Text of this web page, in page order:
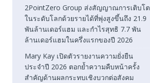
2PointZero Group ส่งสัญญาณการเติบโต
ในระดับโลกด้วยรายได้ที่พุ่งสูงขึ้นถึง 21.9
พันล้านเดอร์แฮม และกำไรสุทธิ 7.7 พัน
ล้านเดอร์แฮมในครึ่งแรกของปี 2026
Mary Kay เปิดตัวรายงานความยั่งยืน
ประจำปี 2026 ตอกย้ำความคืบหน้าครั้ง
สำคัญด้านผลกระทบเชิงบวกต่อสังคม